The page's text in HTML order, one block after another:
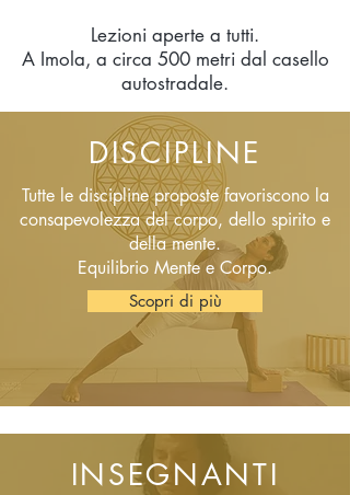
Lezioni aperte a tutti.
A Imola, a circa 500 metri dal casello
autostradale.
DISCIPLINE
Tutte le discipline proposte favoriscono la
consapevolezza del corpo, dello spirito e
della mente.
Equilibrio Mente e Corpo.
Scopri di più
INSEGNANTI